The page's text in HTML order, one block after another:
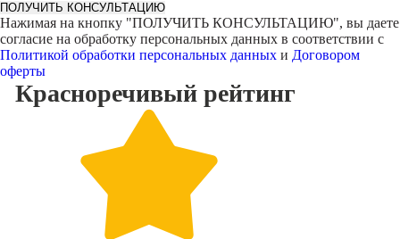
ПОЛУЧИТЬ КОНСУЛЬТАЦИЮ
Нажимая на кнопку "ПОЛУЧИТЬ КОНСУЛЬТАЦИЮ", вы даете
согласие на обработку персональных данных в соответствии с
Политикой обработки персональных данных и Договором
оферты
Красноречивый рейтинг